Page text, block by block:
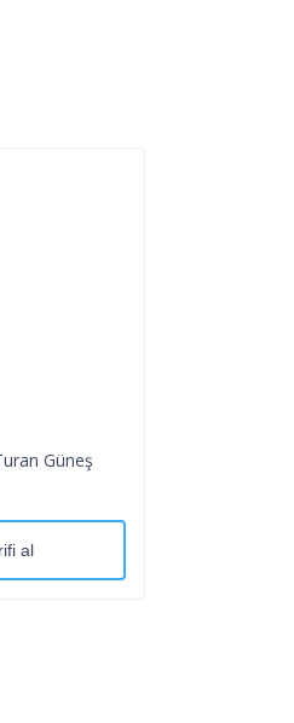
Güneş
al